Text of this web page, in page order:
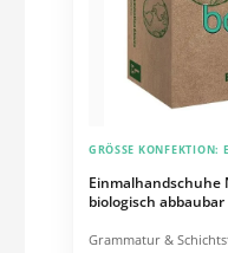
Einmalhandschuhe
biologisch abbaubar
GRÖSSE KONFEKTION:
Grammatur & Schichtstärken ca. 3,8 g /